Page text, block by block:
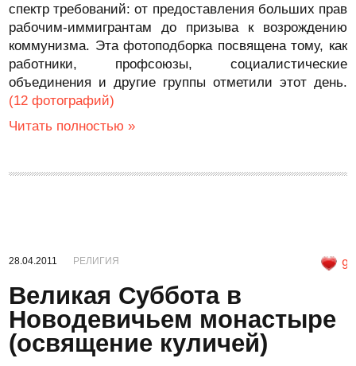
спектр требований: от предоставления больших прав
рабочим-иммигрантам до призыва к возрождению
коммунизма. Эта фотоподборка посвящена тому, как
работники, профсоюзы, социалистические
объединения и другие группы отметили этот день.
(12 фотографий)
Читать полностью »
28.04.2011 РЕЛИГИЯ 9
Великая Суббота в
Новодевичьем монастыре
(освящение куличей)